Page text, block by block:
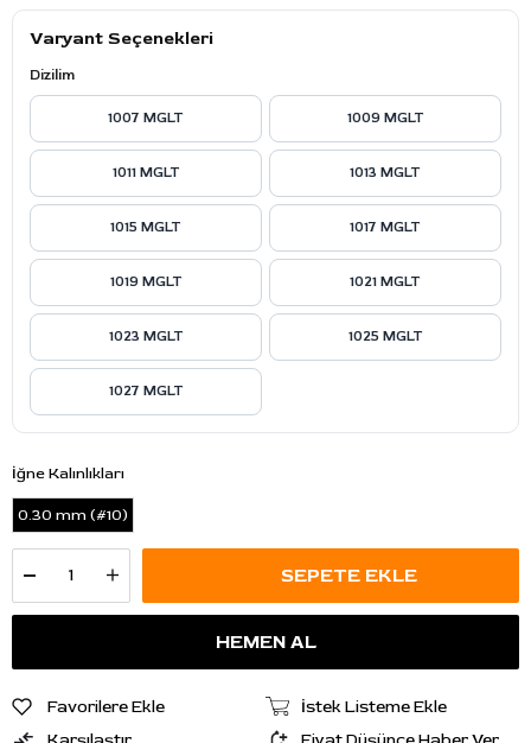
Varyant Seçenekleri
Dizilim
1007 MGLT 1009 MGLT
1011 MGLT 1013 MGLT
1015 MGLT 1017 MGLT
1019 MGLT 1021 MGLT
1023 MGLT 1025 MGLT
1027 MGLT
İğne Kalınlıkları
0.30 mm (#10)
Favorilere Ekle
İstek Listeme Ekle